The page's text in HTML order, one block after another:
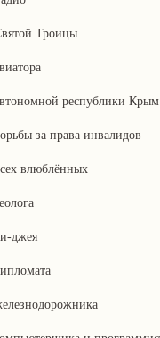
Троицы
республики Крым
за права инвалидов
влюблённых
джея